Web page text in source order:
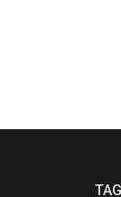
TAGI